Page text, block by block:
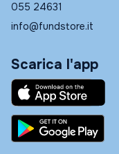
055 24631
info@fundstore.it
Scarica l'app